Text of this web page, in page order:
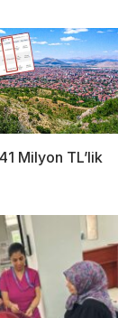
Milyon TL’lik